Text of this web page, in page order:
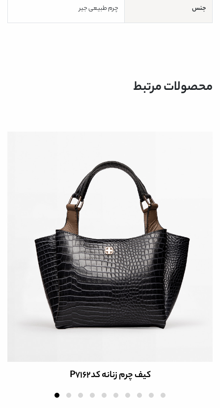
جنس چرم طبیعی جیر
محصولات مرتبط
کیف چرم زنانه کدP7162